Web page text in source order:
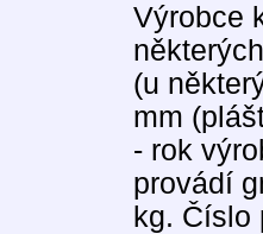
Výrobce
(u
mm
- rok
provádí
kg. Číslo